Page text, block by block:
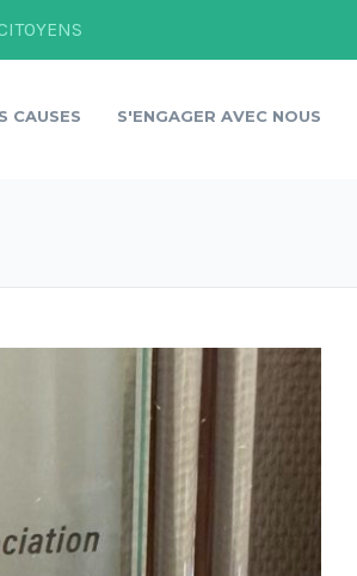
CAUSES S'ENGAGER AVEC NOUS